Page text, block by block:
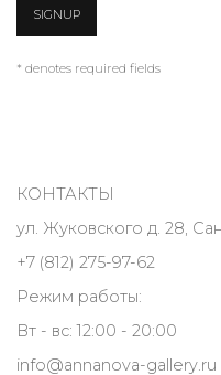
SIGNUP
* denotes required fields
КОНТАКТЫ
ул. Жуковского д. 28,
+7 (812) 275-97-62
Режим работы:
Вт - вс: 12:00 - 20:00
info@annanova-gallery.ru